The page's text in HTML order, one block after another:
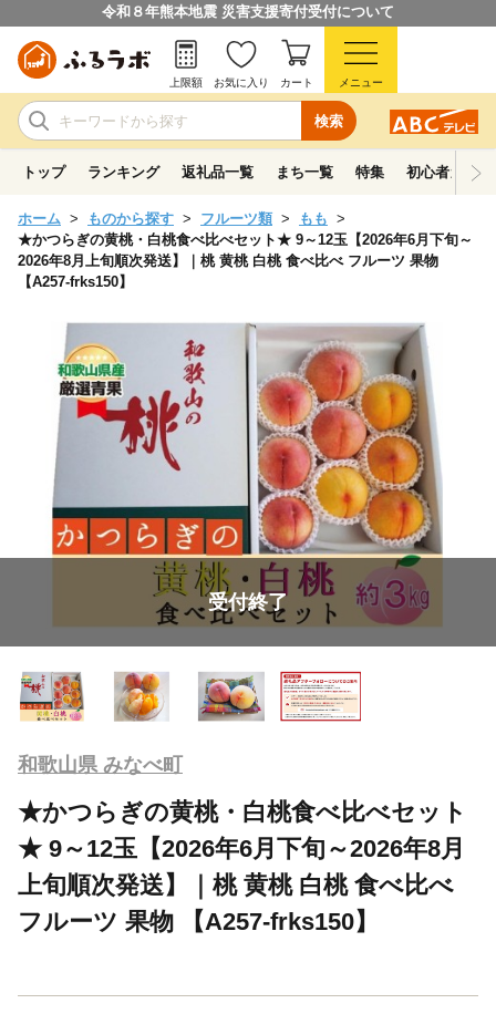
令和８年熊本地震 災害支援寄付受付について
検索
上限額 お気に入り カート メニュー
トップ ランキング 返礼品一覧 まち一覧 特集 初心者ガイド
ホーム ものから探す フルーツ類
もも
★かつらぎの黄桃・白桃食べ比べセット★ 9～12玉【2026年6月下旬～
2026年8月上旬順次発送】｜桃 黄桃 白桃 食べ比べ フルーツ 果物
【A257-frks150】
受付終了
和歌山県 みなべ町
★かつらぎの黄桃・白桃食べ比べセット
★ 9～12玉【2026年6月下旬～2026年8月
上旬順次発送】｜桃 黄桃 白桃 食べ比べ
フルーツ 果物 【A257-frks150】